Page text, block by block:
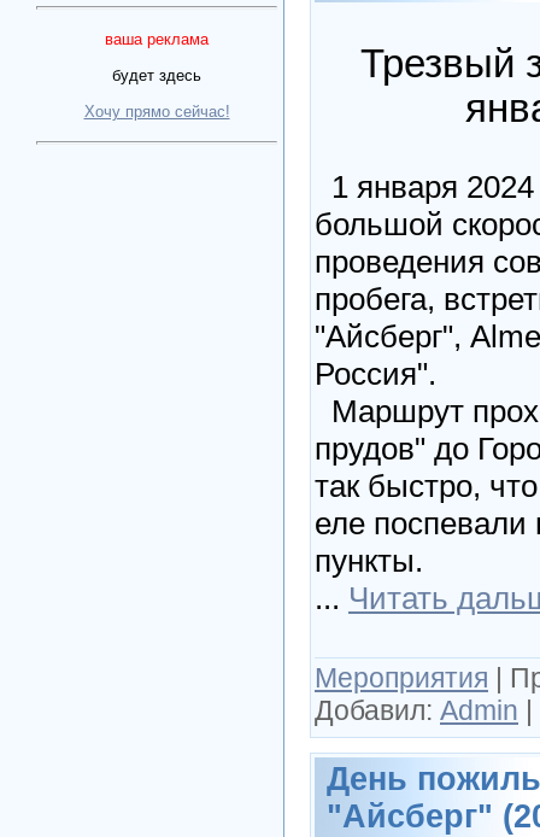
ваша реклама
будет здесь
Хочу прямо сейчас!
Трезвый
1 января
большой
проведения
пробега,
"Айсберг",
Россия".
Маршрут
прудов" до
так быстро,
еле
пункты.
... Читать
Мероприятия
Добавил: Admin
День
"Айсберг"